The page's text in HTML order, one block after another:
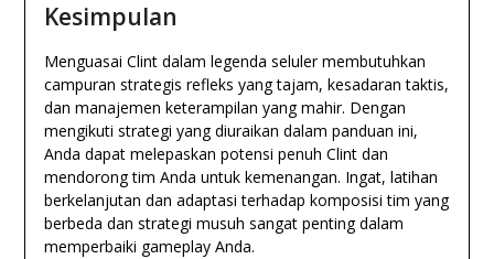
Kesimpulan
Menguasai Clint dalam legenda seluler membutuhkan
campuran strategis refleks yang tajam, kesadaran taktis,
dan manajemen keterampilan yang mahir. Dengan
mengikuti strategi yang diuraikan dalam panduan ini,
Anda dapat melepaskan potensi penuh Clint dan
mendorong tim Anda untuk kemenangan. Ingat, latihan
berkelanjutan dan adaptasi terhadap komposisi tim yang
berbeda dan strategi musuh sangat penting dalam
memperbaiki gameplay Anda.